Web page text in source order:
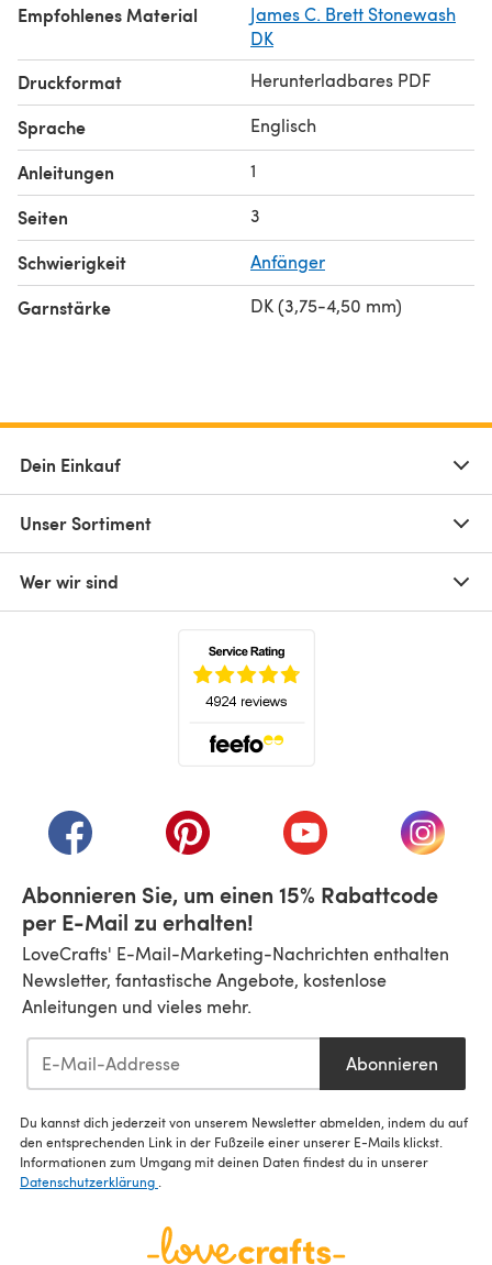
Empfohlenes Material
James C. Brett Stonewash
DK
Druckformat Herunterladbares PDF
Sprache Englisch
Anleitungen 1
Seiten 3
Schwierigkeit Anfänger
Garnstärke DK (3,75-4,50 mm)
Dein Einkauf
Unser Sortiment
Wer wir sind
(öffnet sich in einem neuen Tab)
(öffnet sich in einem neuen Tab)
(öffnet sich in einem
(öffnet
Abonnieren Sie, um einen 15% Rabattcode
per E-Mail zu erhalten!
LoveCrafts' E-Mail-Marketing-Nachrichten enthalten
Newsletter, fantastische Angebote, kostenlose
Anleitungen und vieles mehr.
Abonnieren
Du kannst dich jederzeit von unserem Newsletter abmelden, indem du auf
den entsprechenden Link in der Fußzeile einer unserer E-Mails klickst.
Informationen zum Umgang mit deinen Daten findest du in unserer
Datenschutzerklärung